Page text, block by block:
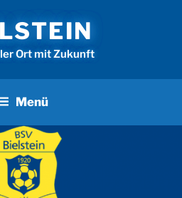
Ort mit Zukunft
Menü